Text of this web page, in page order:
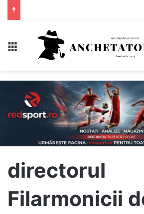
directorul
Filarmonicii